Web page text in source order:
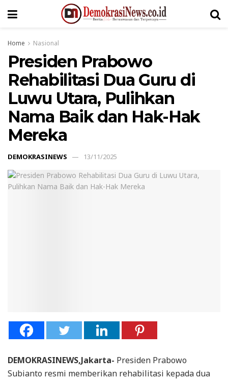
Home Nasional
Presiden Prabowo
Rehabilitasi Dua Guru di
Luwu Utara, Pulihkan
Nama Baik dan Hak-Hak
Mereka
DEMOKRASINEWS 13/11/2025
DEMOKRASINEWS,Jakarta- Presiden Prabowo
Subianto resmi memberikan rehabilitasi kepada dua